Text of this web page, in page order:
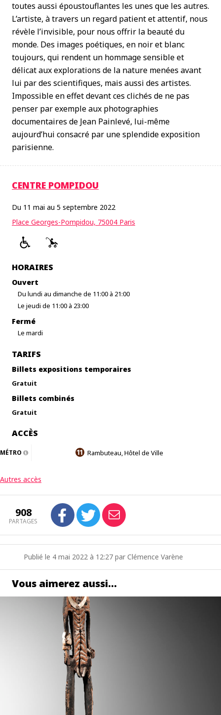
toutes aussi époustouflantes les unes que les autres.
L’artiste, à travers un regard patient et attentif, nous
révèle l’invisible, pour nous offrir la beauté du
monde. Des images poétiques, en noir et blanc
toujours, qui rendent un hommage sensible et
délicat aux explorations de la nature menées avant
lui par des scientifiques, mais aussi des artistes.
Impossible en effet devant ces clichés de ne pas
penser par exemple aux photographies
documentaires de Jean Painlevé, lui-même
aujourd’hui consacré par une splendide exposition
parisienne.
CENTRE POMPIDOU
Du 11 mai au 5 septembre 2022
Place Georges-Pompidou, 75004 Paris
HORAIRES
Ouvert
Du lundi au dimanche de 11:00 à 21:00
Le jeudi de 11:00 à 23:00
Fermé
Le mardi
TARIFS
Billets expositions temporaires
Gratuit
Billets combinés
Gratuit
ACCÈS
MÉTRO Rambuteau, Hôtel de Ville
Autres accès
908
PARTAGES
Publié le 4 mai 2022 à 12:27 par Clémence Varène
Vous aimerez aussi…